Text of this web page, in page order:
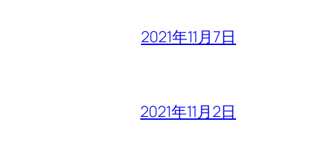
2021年11月7日
2021年11月2日